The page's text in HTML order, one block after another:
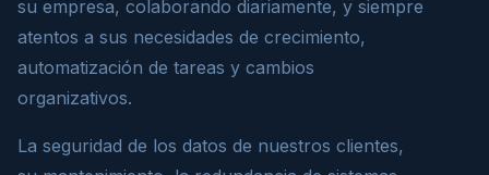
su empresa, colaborando diariamente, y siempre
atentos a sus necesidades de crecimiento,
automatización de tareas y cambios
organizativos.
La seguridad de los datos de nuestros clientes,